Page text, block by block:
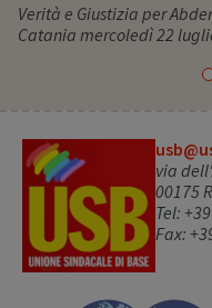
Verità e Giustizia per
Catania mercoledì 22
via
00175
Tel:
Fax: